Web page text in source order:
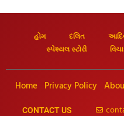
હોમ દલિત
સ્પેશ્યલ સ્ટોરી
Home Privacy Policy
CONTACT US